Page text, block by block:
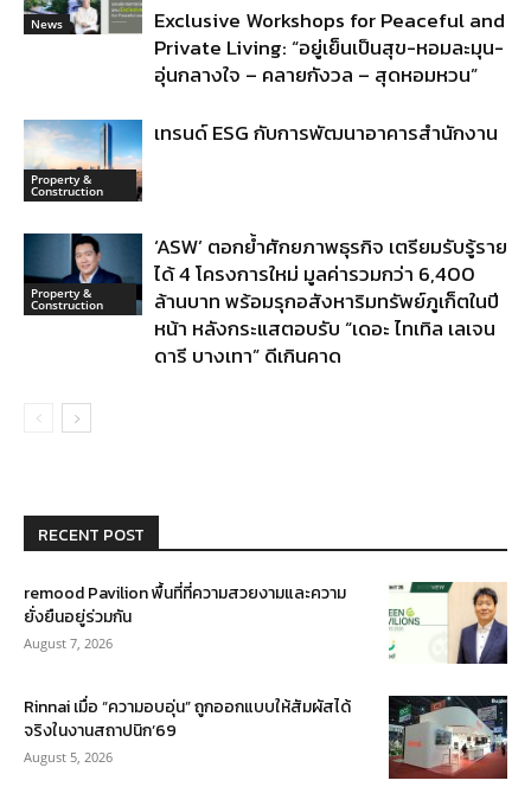
News
Exclusive Workshops for Peaceful and
Private Living: “อยู่เย็นเป็นสุข-หอมละมุน-
อุ่นกลางใจ – คลายกังวล – สุดหอมหวน”
Property &
Construction
เทรนด์ ESG กับการพัฒนาอาคารสำนักงาน
Property &
Construction
‘ASW’ ตอกย้ำศักยภาพธุรกิจ เตรียมรับรู้ราย
ได้ 4 โครงการใหม่ มูลค่ารวมกว่า 6,400
ล้านบาท พร้อมรุกอสังหาริมทรัพย์ภูเก็ตในปี
หน้า หลังกระแสตอบรับ “เดอะ ไทเทิล เลเจน
ดารี บางเทา” ดีเกินคาด
RECENT POST
remood Pavilion พื้นที่ที่ความสวยงามและความ
ยั่งยืนอยู่ร่วมกัน
August 7, 2026
Rinnai เมื่อ “ความอบอุ่น” ถูกออกแบบให้สัมผัสได้
จริงในงานสถาปนิก’69
August 5, 2026